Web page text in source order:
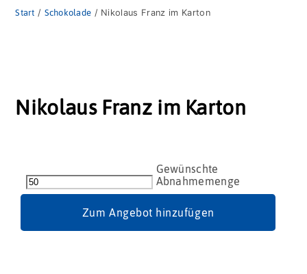
Start / Schokolade / Nikolaus Franz im Karton
Nikolaus Franz im Karton
Franz
im
Zum Angebot hinzufügen